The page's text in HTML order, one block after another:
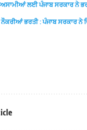
ਅਸਾਮੀਆਂ ਲਈ ਪੰਜਾਬ ਸਰਕਾਰ ਨੇ
ਨੌਕਰੀਆਂ ਭਰਤੀ : ਪੰਜਾਬ ਸਰਕਾਰ